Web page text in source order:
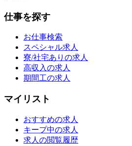
仕事を探す
お仕事検索
スペシャル求人
寮/社宅ありの求人
高収入の求人
期間工の求人
マイリスト
おすすめの求人
キープ中の求人
求人の閲覧履歴